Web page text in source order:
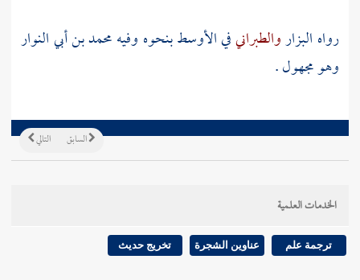
رواه البزاروالطبرانيفي الأوسط بنحوه وفيهمحمد بن أبي النوار
وهو مجهول .
التالي السابق
الخدمات العلمية
ترجمة علم عناوين الشجرة تخريج حديث